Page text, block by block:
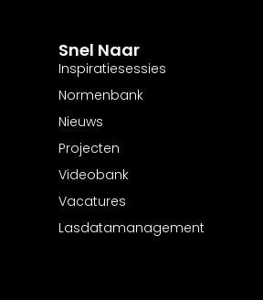
Snel Naar
Inspiratiesessies
Normenbank
Nieuws
Projecten
Videobank
Vacatures
Lasdatamanagement